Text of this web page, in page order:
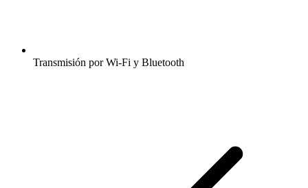
Transmisión por Wi-Fi y Bluetooth